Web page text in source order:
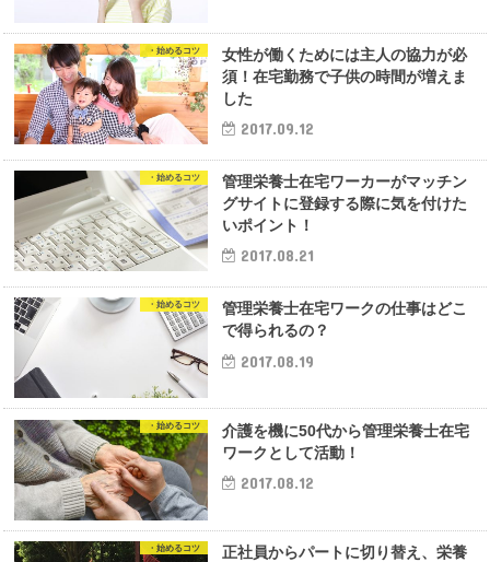
・始めるコツ
女性が働くためには主人の協力が必
須！在宅勤務で子供の時間が増えま
した
2017.09.12
・始めるコツ
管理栄養士在宅ワーカーがマッチン
グサイトに登録する際に気を付けた
いポイント！
2017.08.21
・始めるコツ
管理栄養士在宅ワークの仕事はどこ
で得られるの？
2017.08.19
・始めるコツ
介護を機に50代から管理栄養士在宅
ワークとして活動！
2017.08.12
・始めるコツ
正社員からパートに切り替え、栄養